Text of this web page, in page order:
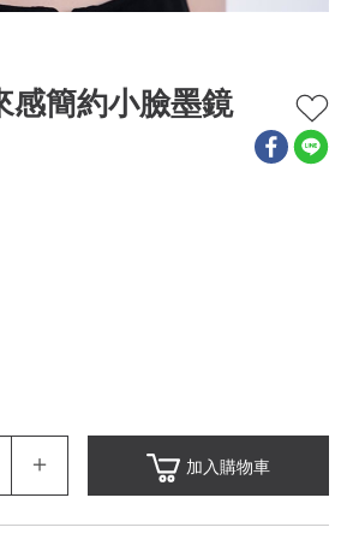
感簡約小臉墨鏡
＋ 加入購物車